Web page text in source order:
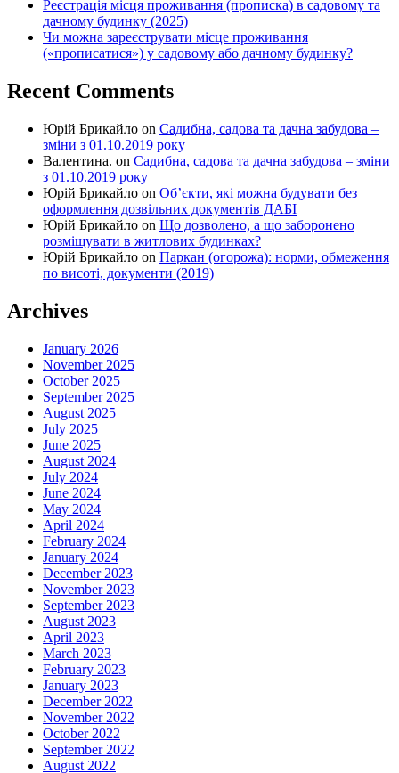
Реєстрація місця проживання (прописка) в садовому та
дачному будинку (2025)
Чи можна зареєструвати місце проживання
(«прописатися») у садовому або дачному будинку?
Recent Comments
Юрій Брикайло on Садибна, садова та дачна забудова –
зміни з 01.10.2019 року
Валентина. on Садибна, садова та дачна забудова – зміни
з 01.10.2019 року
Юрій Брикайло on Об’єкти, які можна будувати без
оформлення дозвільних документів ДАБІ
Юрій Брикайло on Що дозволено, а що заборонено
розміщувати в житлових будинках?
Юрій Брикайло on Паркан (огорожа): норми, обмеження
по висоті, документи (2019)
Archives
January 2026
November 2025
October 2025
September 2025
August 2025
July 2025
June 2025
August 2024
July 2024
June 2024
May 2024
April 2024
February 2024
January 2024
December 2023
November 2023
September 2023
August 2023
April 2023
March 2023
February 2023
January 2023
December 2022
November 2022
October 2022
September 2022
August 2022